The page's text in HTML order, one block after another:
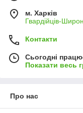
м. Харків
Гвардійців-
Контакти
Сьогодні
Показати весь
Про нас